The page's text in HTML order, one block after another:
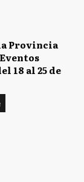
Provincia
18 al 25 de